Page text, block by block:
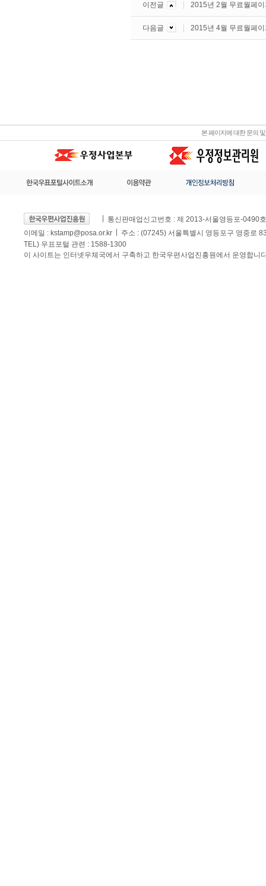
이전글 2015년 2월 무료월페
다음글 2015년 4월 무료월페
본 페이지에 대한 문의
통신판매업신고번호 : 제 2013-서울영등포-0490호
이메일 : kstamp@posa.or.kr
주소 : (07245) 서울특별시 영등포구 영중로
TEL) 우표포털 관련 : 1588-1300
이 사이트는 인터넷우체국에서 구축하고 한국우편사업진흥원에서 운영합니